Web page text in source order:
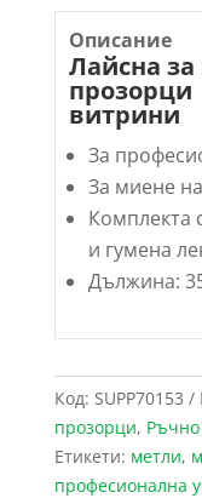
на
прозорци
Pulex
|
Скуиджи
витрини
35
см.
Описание
Лайсна
витрини
За
За миене
Комплекта
и гумена
Дължина:
Код: SUPP70153
прозорци,
Етикети: метли,
професионална